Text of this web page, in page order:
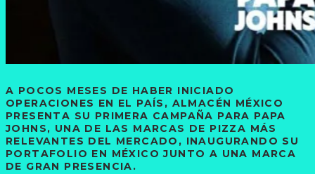
A POCOS MESES DE HABER INICIADO
OPERACIONES EN EL PAÍS, ALMACÉN MÉXICO
PRESENTA SU PRIMERA CAMPAÑA PARA PAPA
JOHNS, UNA DE LAS MARCAS DE PIZZA MÁS
RELEVANTES DEL MERCADO, INAUGURANDO SU
PORTAFOLIO EN MÉXICO JUNTO A UNA MARCA
DE GRAN PRESENCIA.